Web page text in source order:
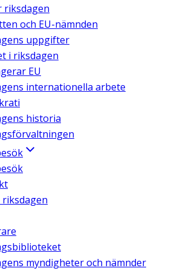
riksdagen
och EU-nämnden
uppgifter
i riksdagen
EU
internationella arbete
historia
riksdagen
myndigheter och nämnder